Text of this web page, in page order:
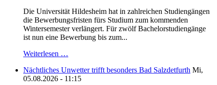
Die Universität Hildesheim hat in zahlreichen Studiengängen
die Bewerbungsfristen fürs Studium zum kommenden
Wintersemester verlängert. Für zwölf Bachelorstudiengänge
ist nun eine Bewerbung bis zum...
Weiterlesen …
Nächtliches Unwetter trifft besonders Bad Salzdetfurth Mi,
05.08.2026 - 11:15